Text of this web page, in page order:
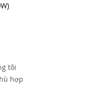
tôi
hợp